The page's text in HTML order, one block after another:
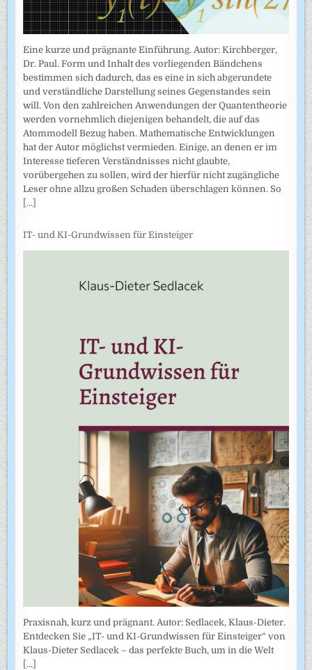
Eine kurze und prägnante Einführung. Autor: Kirchberger,
Dr. Paul. Form und Inhalt des vorliegenden Bändchens
bestimmen sich dadurch, das es eine in sich abgerundete
und verständliche Darstellung seines Gegenstandes sein
will. Von den zahlreichen Anwendungen der Quantentheorie
werden vornehmlich diejenigen behandelt, die auf das
Atommodell Bezug haben. Mathematische Entwicklungen
hat der Autor möglichst vermieden. Einige, an denen er im
Interesse tieferen Verständnisses nicht glaubte,
vorübergehen zu sollen, wird der hierfür nicht zugängliche
Leser ohne allzu großen Schaden überschlagen können. So
[...]
IT- und KI-Grundwissen für Einsteiger
Praxisnah, kurz und prägnant. Autor: Sedlacek, Klaus-Dieter.
Entdecken Sie „IT- und KI-Grundwissen für Einsteiger“ von
Klaus-Dieter Sedlacek – das perfekte Buch, um in die Welt
[...]